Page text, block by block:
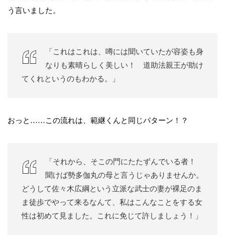
う言いました。
「これはこれは、噂には聞いていたが容姿も身
なりも素晴らしく美しい！ 道助法親王が助け
てくれというのもわかる。」
おっと……この流れは、範継くんと同じパターン！？
「それから、そこの門にたたずんでいる者！
聞けば勢多伽丸の母と言うじゃありませんか。
どうして佐々木広綱という立派な武士の妻が裸足のま
ま徒歩でやって来るなんて、私はこんなことをする女
性は初めて見ました。これに免じて許しましょう！」